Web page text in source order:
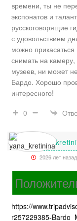
времени, ты не
экспонатов и
русскоговорящие
с удовольствием
можно
снимать на камеру,
музеев, ни может
Бардо. Хорошо
интересного!
0
2026 лет назад
https://
r257229385-